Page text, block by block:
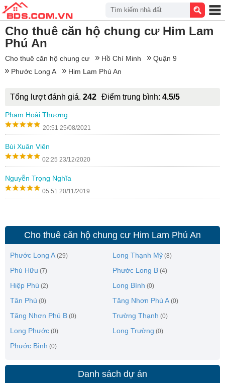
Cho thuê căn hộ chung cư Him Lam
Phú An
Cho thuê căn hộ chung cư Hồ Chí Minh
Quận 9
Phước Long A
Him Lam Phú An
Tổng lượt đánh giá. 242 Điểm trung bình: 4.5/5
Phạm Hoài Thương
20:51 25/08/2021
Bùi Xuân Viên
02:25 23/12/2020
Nguyễn Trọng Nghĩa
05:51 20/11/2019
Cho thuê căn hộ chung cư Him Lam Phú An
Phước Long A (29) Long Thạnh Mỹ (8)
Phú Hữu (7) Phước Long B (4)
Hiệp Phú (2) Long Bình (0)
Tân Phú (0) Tăng Nhơn Phú A (0)
Tăng Nhơn Phú B (0) Trường Thạnh (0)
Long Phước (0) Long Trường (0)
Phước Bình (0)
Danh sách dự án
Tìm kiếm nhà đất